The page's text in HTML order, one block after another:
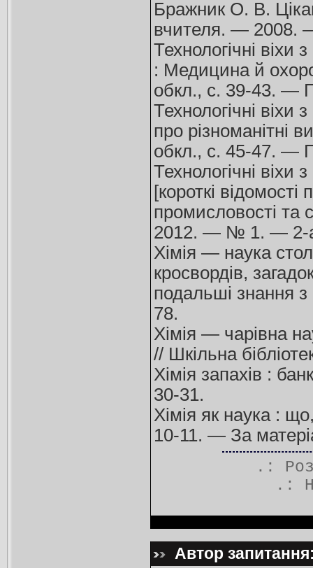
Бражник О. В.
вчителя. —
Технологічні віхи
: Медицина й
обкл., с. 39-43. —
Технологічні віхи
про різноманітні
обкл., с. 45-47. —
Технологічні віхи
[короткі
промисловості та
2012. — № 1. — 2-а
Хімія — наука
кросвордів,
подальші знання
78.
Хімія — чарівна
// Шкільна
Хімія запахів :
30-31.
Хімія як наука :
10-11. — За
.:
.:
Автор